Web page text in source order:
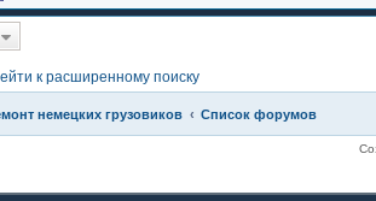
к расширенному поиску
немецких грузовиков Список форумов